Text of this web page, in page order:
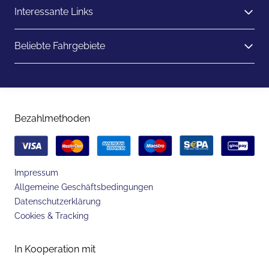
Interessante Links
Beliebte Fahrgebiete
Bezahlmethoden
Impressum
Allgemeine Geschäftsbedingungen
Datenschutzerklärung
Cookies & Tracking
In Kooperation mit